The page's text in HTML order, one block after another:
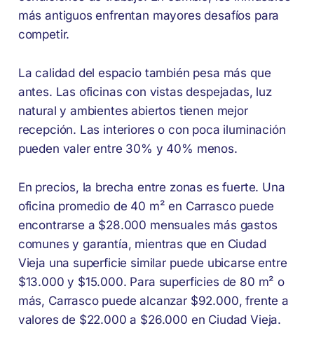
más antiguos enfrentan mayores desafíos para
competir.
La calidad del espacio también pesa más que
antes. Las oficinas con vistas despejadas, luz
natural y ambientes abiertos tienen mejor
recepción. Las interiores o con poca iluminación
pueden valer entre 30% y 40% menos.
En precios, la brecha entre zonas es fuerte. Una
oficina promedio de 40 m² en Carrasco puede
encontrarse a $28.000 mensuales más gastos
comunes y garantía, mientras que en Ciudad
Vieja una superficie similar puede ubicarse entre
$13.000 y $15.000. Para superficies de 80 m² o
más, Carrasco puede alcanzar $92.000, frente a
valores de $22.000 a $26.000 en Ciudad Vieja.